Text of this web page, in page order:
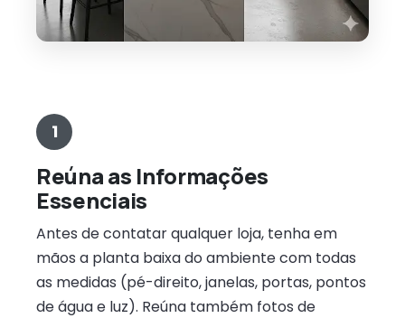
1
Reúna as Informações
Essenciais
Antes de contatar qualquer loja, tenha em
mãos a planta baixa do ambiente com todas
as medidas (pé-direito, janelas, portas, pontos
de água e luz). Reúna também fotos de